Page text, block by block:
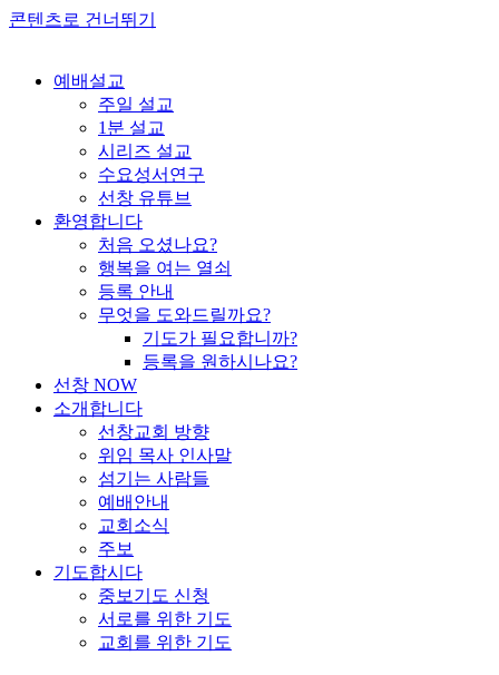
콘텐츠로 건너뛰기
예배설교
주일 설교
1분 설교
시리즈 설교
수요성서연구
선창 유튜브
환영합니다
처음 오셨나요?
행복을 여는 열쇠
등록 안내
무엇을 도와드릴까요?
기도가 필요합니까?
등록을 원하시나요?
선창 NOW
소개합니다
선창교회 방향
위임 목사 인사말
섬기는 사람들
예배안내
교회소식
주보
기도합시다
중보기도 신청
서로를 위한 기도
교회를 위한 기도